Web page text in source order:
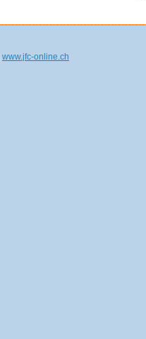
www.jfc-online.ch